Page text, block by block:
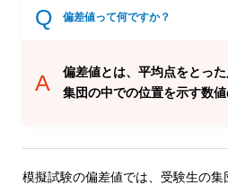
偏差値って何ですか？
偏差値とは、平均点をとっ
集団の中での位置を示す数値
模擬試験の偏差値では、受験生の